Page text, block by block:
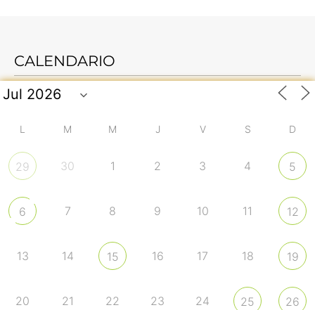
CALENDARIO
L M M J V S D
29 30 1 2 3 4 5
6 7 8 9 10 11 12
13 14 15 16 17 18 19
20 21 22 23 24 25 26